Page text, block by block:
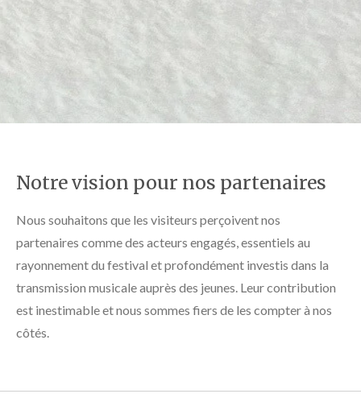
Notre vision pour nos partenaires
Nous souhaitons que les visiteurs perçoivent nos
partenaires comme des acteurs engagés, essentiels au
rayonnement du festival et profondément investis dans la
transmission musicale auprès des jeunes. Leur contribution
est inestimable et nous sommes fiers de les compter à nos
côtés.